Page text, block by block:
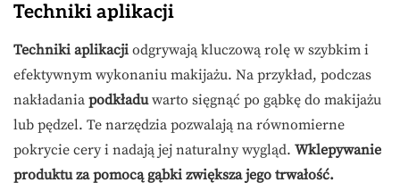
Techniki aplikacji
Techniki aplikacji odgrywają kluczową rolę w szybkim i
efektywnym wykonaniu makijażu. Na przykład, podczas
nakładania podkładuwarto sięgnąć po gąbkę do makijażu
lub pędzel. Te narzędzia pozwalają na równomierne
pokrycie cery i nadają jej naturalny wygląd. Wklepywanie
produktu za pomocą gąbki zwiększa jego trwałość.